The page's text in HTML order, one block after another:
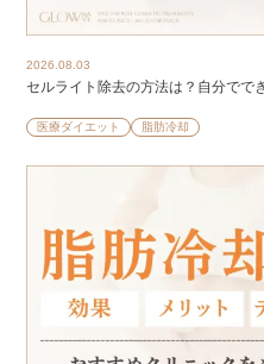
2026.08.03
セルライト除去の方法は？自分でで
医療ダイエット 脂肪冷却